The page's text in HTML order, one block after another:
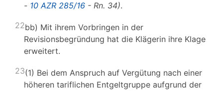
- 10 AZR 285/16 - Rn. 34).
22bb) Mit ihrem Vorbringen in der
Revisionsbegründung hat die Klägerin ihre Klage
erweitert.
23(1) Bei dem Anspruch auf Vergütung nach einer
höheren tariflichen Entgeltgruppe aufgrund der